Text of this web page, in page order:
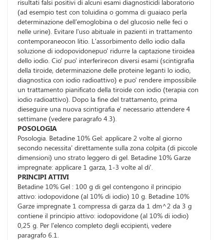
risultati falsi positivi di alcuni esami diagnosticidi laboratorio
(ad esempio test con toluidina o gomma di guaiaco perla
determinazione dell'emoglobina o del glucosio nelle feci o
nelle urine). Evitare l'uso abituale in pazienti in trattamento
contemporaneocon litio. L'assorbimento dello iodio dalla
soluzione di iodopovidonepuo' ridurre la captazione tiroidea
dello iodio. Cio' puo' interferirecon diversi esami (scintigrafia
della tiroide, determinazione delle proteine leganti lo iodio,
diagnostica con iodio radioattivo) e puo' rendere impossibile
un trattamento pianificato della tiroide con iodio (terapia con
iodio radioattivo). Dopo la fine del trattamento, prima
dieseguire una nuova scintigrafia e' necessario attendere 4
settimane (vedere paragrafo 4.3).
POSOLOGIA
Posologia. Betadine 10% Gel: applicare 2 volte al giorno
secondo necessita' direttamente sulla zona colpita (di piccole
dimensioni) uno strato leggero di gel. Betadine 10% Garze
impregnate: applicare 1 garza, 1-3 volte al di'.
PRINCIPI ATTIVI
Betadine 10% Gel : 100 g di gel contengono il principio
attivo: iodopovidone (al 10% di iodio) 10 g. Betadine 10%
Garze impregnate 1 compressa di garza da 1 dm^2 da 3 g
contiene il principio attivo: iodopovidone (al 10% di iodio)
0,25 g. Per l'elenco completo degli eccipienti, vedere
paragrafo 6.1.